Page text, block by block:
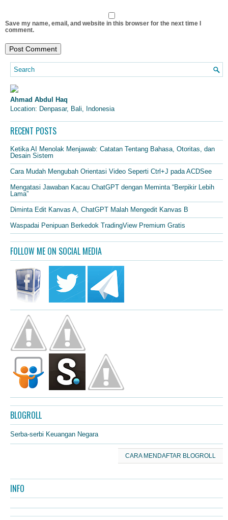
Save my name, email, and website in this browser for the next time I
comment.
Ahmad Abdul Haq
Location: Denpasar, Bali, Indonesia
RECENT POSTS
Ketika AI Menolak Menjawab: Catatan Tentang Bahasa, Otoritas, dan
Desain Sistem
Cara Mudah Mengubah Orientasi Video Seperti Ctrl+J pada ACDSee
Mengatasi Jawaban Kacau ChatGPT dengan Meminta “Berpikir Lebih
Lama”
Diminta Edit Kanvas A, ChatGPT Malah Mengedit Kanvas B
Waspadai Penipuan Berkedok TradingView Premium Gratis
FOLLOW ME ON SOCIAL MEDIA
BLOGROLL
Serba-serbi Keuangan Negara
CARA MENDAFTAR BLOGROLL
INFO